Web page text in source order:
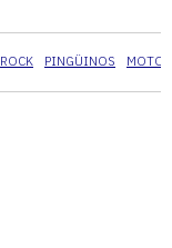
ROCK PINGÜINOS MOTOS